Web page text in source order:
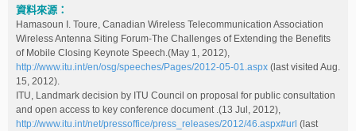
資料來源：
Hamasoun I. Toure, Canadian Wireless Telecommunication Association
Wireless Antenna Siting Forum-The Challenges of Extending the Benefits
of Mobile Closing Keynote Speech.(May 1, 2012),
http://www.itu.int/en/osg/speeches/Pages/2012-05-01.aspx (last visited Aug.
15, 2012).
ITU, Landmark decision by ITU Council on proposal for public consultation
and open access to key conference document .(13 Jul, 2012),
http://www.itu.int/net/pressoffice/press_releases/2012/46.aspx#url (last